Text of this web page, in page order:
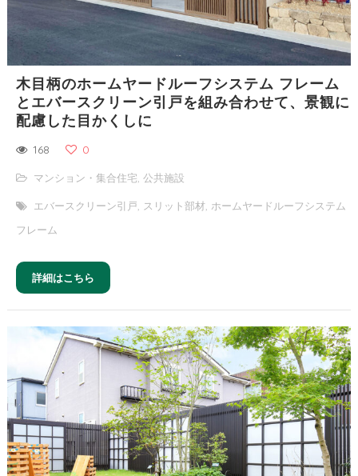
木目柄のホームヤードルーフシステム フレーム
とエバースクリーン引戸を組み合わせて、景観に
配慮した目かくしに
168 0
マンション・集合住宅 公共施設
エバースクリーン引戸 スリット部材, ホームヤードルーフシステム
フレーム
詳細はこちら